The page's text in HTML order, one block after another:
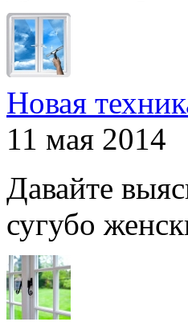
Новая
11 мая 2014
Давайте
сугубо